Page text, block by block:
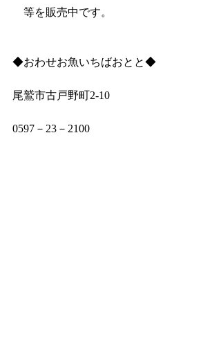
等を販売中です。
◆おわせお魚いちばおとと◆
尾鷲市古戸野町2‐10
0597－23－2100